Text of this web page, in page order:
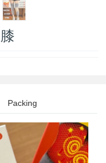
Packing